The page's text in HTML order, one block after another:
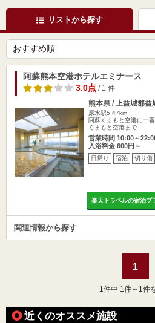
リストから探す
阿蘇熊本空港ホテルエミナース
3.0点/ 1 件
熊本県 / 上益城郡益
原水駅5.47km
阿蘇くまもと空港に一
くまもと空港まで…
営業時間 10:00～
入浴料金 600円～
日帰り 宿泊 切り傷
楽天トラベルの宿泊プ
関連情報から探す
1
1 件中 1件～1件
近くのオススメ施設